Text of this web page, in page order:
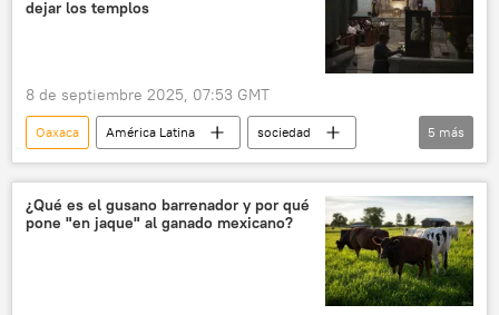
dejar los templos
8 de septiembre 2025, 07:53 GMT
Oaxaca América Latina
sociedad
religión
México
Arquidiócesis Primada de México
Excélsior (periódico)
Compañía de Jesús
5 más
¿Qué es el gusano barrenador y por qué
pone "en jaque" al ganado mexicano?